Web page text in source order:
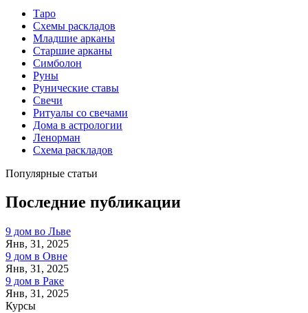
Таро
Схемы раскладов
Младшие арканы
Старшие арканы
Симболон
Руны
Рунические ставы
Свечи
Ритуалы со свечами
Дома в астрологии
Ленорман
Схема раскладов
Популярные статьи
Последние публикации
9 дом во Льве
Янв, 31, 2025
9 дом в Овне
Янв, 31, 2025
9 дом в Раке
Янв, 31, 2025
Курсы